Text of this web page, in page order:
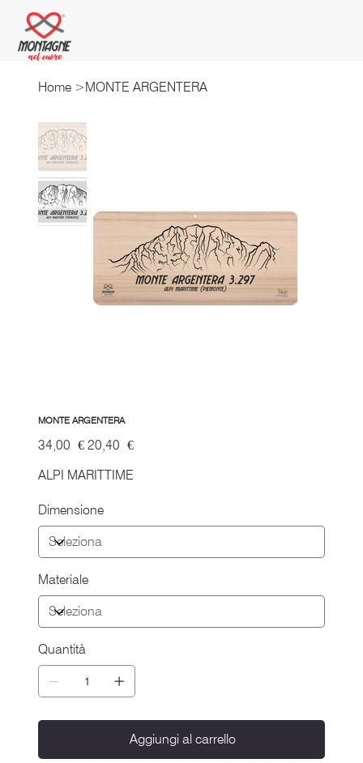
Home >MONTE ARGENTERA
MONTE ARGENTERA
Prezzo
originale
34,00 € Prezzo
scontato
20,40 €
ALPI MARITTIME
Dimensione
Materiale
Quantità
Aggiungi al carrello